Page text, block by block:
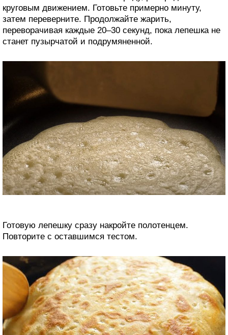
круговым движением. Готовьте примерно минуту,
затем переверните. Продолжайте жарить,
переворачивая каждые 20–30 секунд, пока лепешка не
станет пузырчатой и подрумяненной.
Готовую лепешку сразу накройте полотенцем.
Повторите с оставшимся тестом.